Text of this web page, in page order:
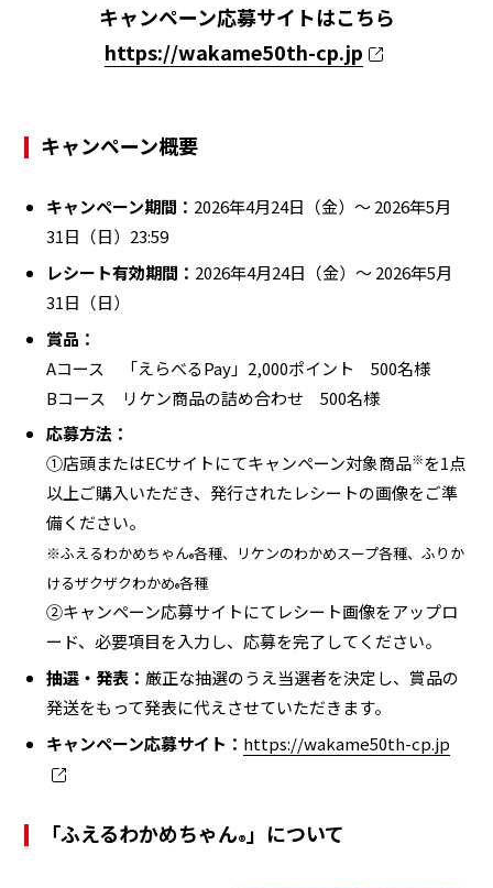
キャンペーン応募サイトはこちら
https://wakame50th-cp.jp
キャンペーン概要
キャンペーン期間： 2026年4月24日（金）～ 2026年5月
31日（日）23:59
レシート有効期間： 2026年4月24日（金）～ 2026年5月
31日（日）
賞品：
Aコース 「えらべるPay」2,000ポイント 500名様
Bコース リケン商品の詰め合わせ 500名様
応募方法：
①店頭またはECサイトにてキャンペーン対象商品※を1点
以上ご購入いただき、発行されたレシートの画像をご準
備ください。
※ふえるわかめちゃん®各種、リケンのわかめスープ各種、ふりか
けるザクザクわかめ®各種
②キャンペーン応募サイトにてレシート画像をアップロ
ード、必要項目を入力し、応募を完了してください。
抽選・発表： 厳正な抽選のうえ当選者を決定し、賞品の
発送をもって発表に代えさせていただきます。
キャンペーン応募サイト： https://wakame50th-cp.jp
「ふえるわかめちゃん®」について